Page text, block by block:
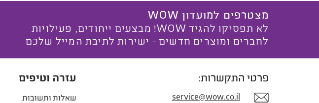
מצטרפים למועדון WOW
לא תפסיקו להגיד WOW! מבצעים ייחודים, פעילויות
לחברים ומוצרים חדשים - ישירות לתיבת המייל שלכם
פרטי התקשרות:
service@wow.co.il
עזרה וטיפים
שאלות ותשובות